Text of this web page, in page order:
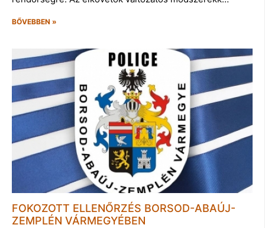
BŐVEBBEN »
FOKOZOTT ELLENŐRZÉS BORSOD-ABAÚJ-
ZEMPLÉN VÁRMEGYÉBEN